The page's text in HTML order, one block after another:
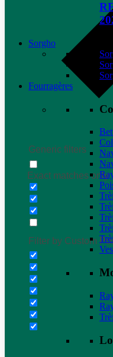
Generic filters
Exact matches only
Filter by Custom
Sorgho
Fourragères